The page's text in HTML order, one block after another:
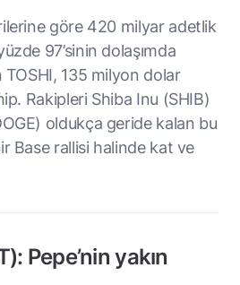
göre 420 milyar adetlik
97’sinin dolaşımda
TOSHI, 135 milyon dolar
Rakipleri Shiba Inu (SHIB)
oldukça geride kalan bu
Base rallisi halinde kat ve
Pepe’nin yakın